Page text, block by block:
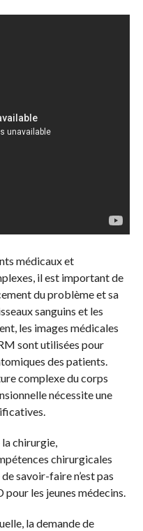
médicaux et
il est important de
du problème et sa
sanguins et les
les images médicales
sont utilisées pour
des patients.
complexe du corps
nécessite une
chirurgie,
chirurgicales
savoir-faire n’est pas
pour les jeunes médecins.
la demande de